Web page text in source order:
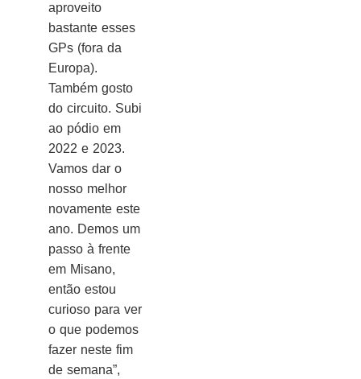
aproveito
bastante esses
GPs (fora da
Europa).
Também gosto
do circuito. Subi
ao pódio em
2022 e 2023.
Vamos dar o
nosso melhor
novamente este
ano. Demos um
passo à frente
em Misano,
então estou
curioso para ver
o que podemos
fazer neste fim
de semana”,